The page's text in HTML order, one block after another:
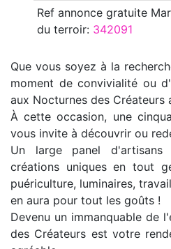
Ref annoncegratuite
du terroir: 342091
Que vous soyez à la
moment de convivialité ou
aux Nocturnes des Créateurs
À cette occasion, une
vous invite à découvrir ou
Un large panel d'artisans
créations uniques en tout
puériculture, luminaires,
en aura pour tout les goûts !
Devenu un immanquable de
des Créateurs est votre